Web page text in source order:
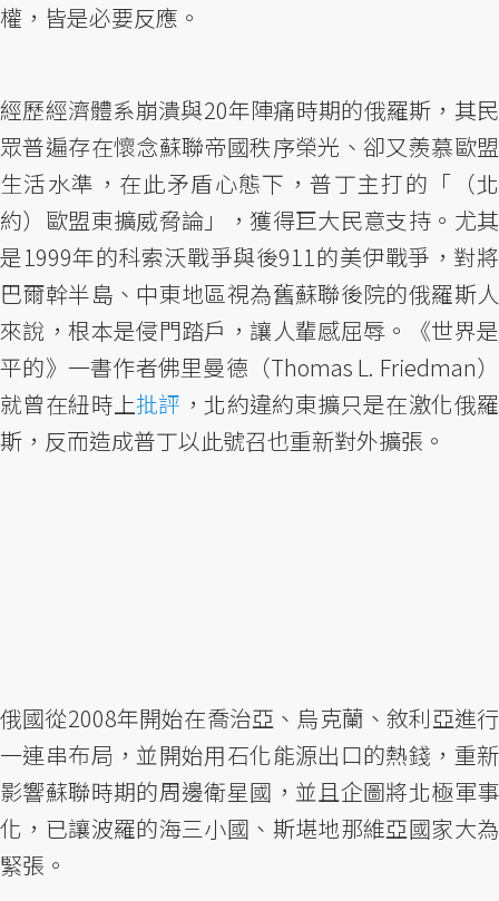
權，皆是必要反應。
經歷經濟體系崩潰與20年陣痛時期的俄羅斯，其民
眾普遍存在懷念蘇聯帝國秩序榮光、卻又羨慕歐盟
生活水準，在此矛盾心態下，普丁主打的「（北
約）歐盟東擴威脅論」，獲得巨大民意支持。尤其
是1999年的科索沃戰爭與後911的美伊戰爭，對將
巴爾幹半島、中東地區視為舊蘇聯後院的俄羅斯人
來說，根本是侵門踏戶，讓人輩感屈辱。《世界是
平的》一書作者佛里曼德（Thomas L. Friedman）
就曾在紐時上批評 ，北約違約東擴只是在激化俄羅
斯，反而造成普丁以此號召也重新對外擴張。
俄國從2008年開始在喬治亞、烏克蘭、敘利亞進行
一連串布局，並開始用石化能源出口的熱錢，重新
影響蘇聯時期的周邊衛星國，並且企圖將北極軍事
化，已讓波羅的海三小國、斯堪地那維亞國家大為
緊張。